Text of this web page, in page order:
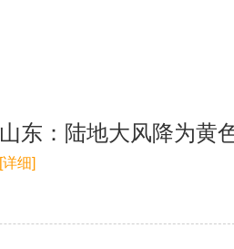
山东：陆地大风降为黄
[详细]